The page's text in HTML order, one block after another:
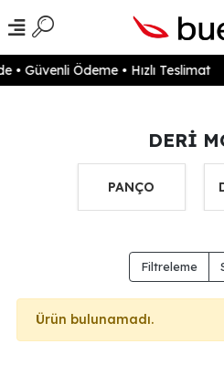
• Güvenli Ödeme • Hızlı Teslimat
DERİ
PANÇO
Filtreleme
Ürün bulunamadı.